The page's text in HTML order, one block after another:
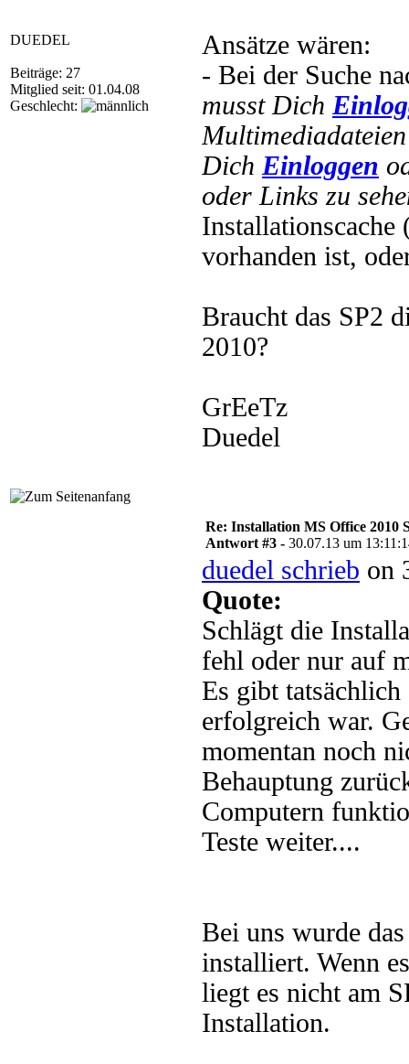
DUEDEL
Beiträge: 27
Mitglied seit: 01.04.08
Geschlecht:
Ansätze wären:
- Bei der Suche
musst Dich
Dich Einloggen
oder Links zu
Installationscache
vorhanden ist,
Braucht das SP2
2010?
GrEeTz
Duedel
Re: Installation MS Office 2010
Antwort #3 - 30.07.13 um
duedel schrieb on
Quote:
Schlägt die
fehl oder nur auf
Es gibt tatsächlich
erfolgreich war.
momentan noch
Behauptung
Computern
Teste weiter....
Bei uns wurde
installiert. Wenn
liegt es nicht am
Installation.